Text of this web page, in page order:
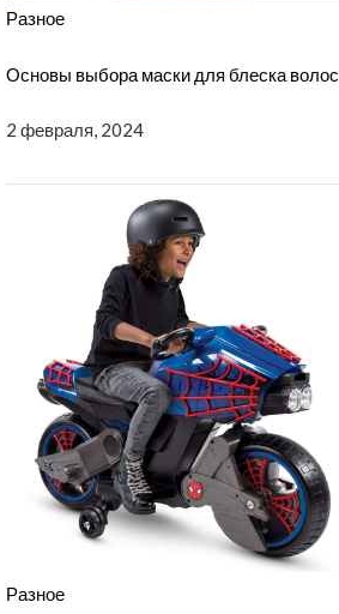
Разное
Основы выбора маски для блеска волос
2 февраля, 2024
Разное